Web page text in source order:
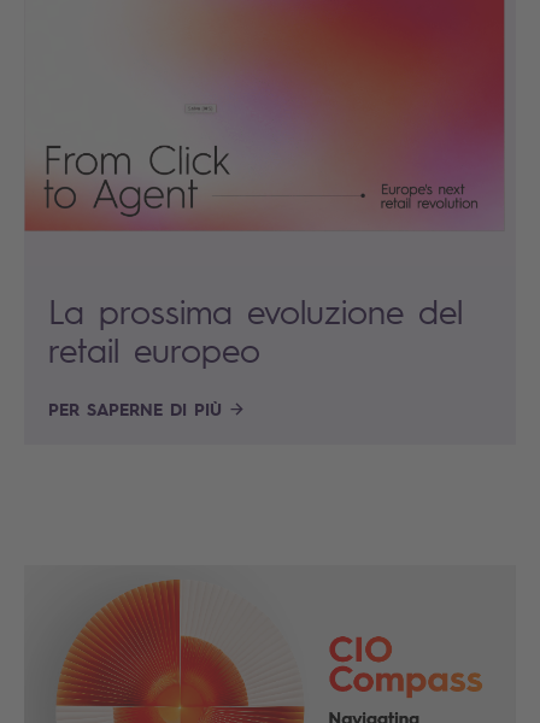
La prossima evoluzione del
retail europeo
PER SAPERNE DI PIÙ